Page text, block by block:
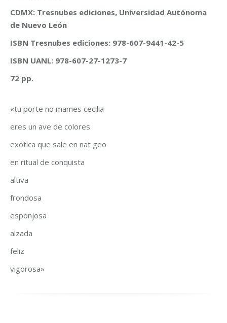
CDMX: Tresnubes ediciones, Universidad Autónoma
de Nuevo León
ISBN Tresnubes ediciones: 978-607-9441-42-5
ISBN UANL: 978-607-27-1273-7
72 pp.
«tu porte no mames cecilia
eres un ave de colores
exótica que sale en nat geo
en ritual de conquista
altiva
frondosa
esponjosa
alzada
feliz
vigorosa»